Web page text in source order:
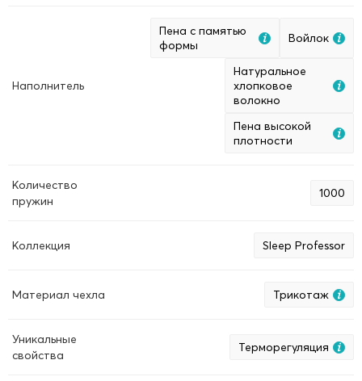
Наполнитель
Пена с памятью
формы
Войлок
Натуральное
хлопковое
волокно
Пена высокой
плотности
Количество
пружин
1000
Коллекция Sleep Professor
Материал чехла Трикотаж
Уникальные
свойства
Терморегуляция